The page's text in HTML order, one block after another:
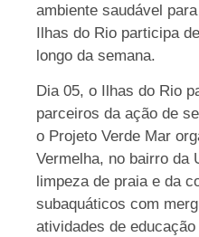
ambiente saudável
Ilhas do Rio participa
longo da semana.
Dia 05, o Ilhas do Rio
parceiros da ação de
o Projeto Verde Mar
Vermelha, no bairro da
limpeza de praia e da
subaquáticos com
atividades de